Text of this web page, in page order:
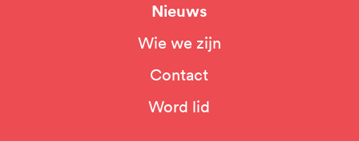
Nieuws
Wie we zijn
Contact
Word lid